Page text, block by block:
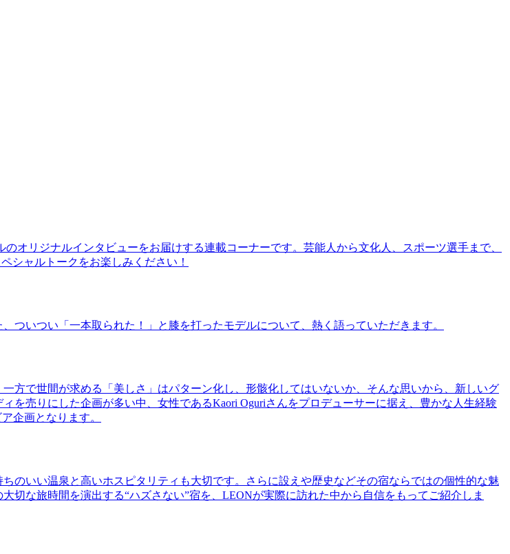
オリジナルインタビューをお届けする連載コーナーです。芸能人から文化人、スポーツ選手まで、
シャルトークをお楽しみください！
ついつい「一本取られた！」と膝を打ったモデルについて、熱く語っていただきます。
方で世間が求める「美しさ」はパターン化し、形骸化してはいないか、そんな思いから、新しいグ
を売りにした企画が多い中、女性であるKaori Oguriさんをプロデューサーに据え、豊かな人生経験
企画となります。
いい温泉と高いホスピタリティも大切です。さらに設えや歴史などその宿ならではの個性的な魅
切な旅時間を演出する“ハズさない”宿を、LEONが実際に訪れた中から自信をもってご紹介しま